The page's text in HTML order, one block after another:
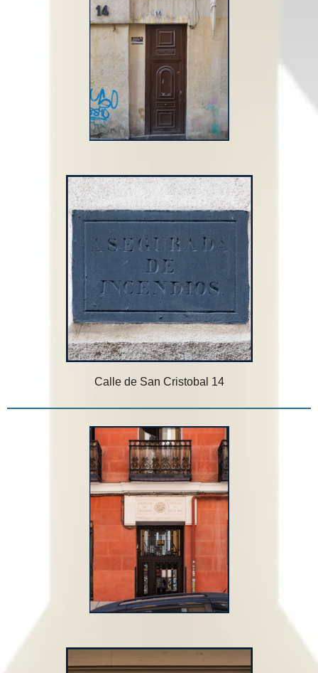
Calle de San Cristobal 14